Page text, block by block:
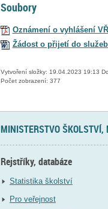
Soubory
Oznámení o vyhlášení
Žádost o přijetí do
Vytvoření složky: 19.04.2023 19:13
Počet zobrazení: 377
MINISTERSTVO ŠKOLSTVÍ,
Rejstříky, databáze
Statistika školství
Pro veřejnost